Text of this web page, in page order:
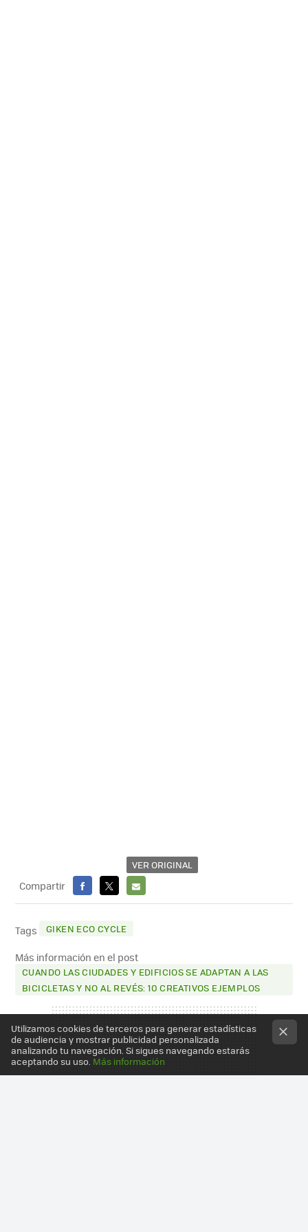
VER ORIGINAL
Compartir
FACEBOOK
X
E-
Tags GIKEN ECO CYCLE
Más información en el post
CUANDO LAS CIUDADES Y EDIFICIOS SE ADAPTAN A LAS
BICICLETAS Y NO AL REVÉS: 10 CREATIVOS EJEMPLOS
Utilizamos cookies de terceros para generar estadísticas
de audiencia y mostrar publicidad personalizada
analizando tu navegación. Si sigues navegando estarás
aceptando su uso. Más información